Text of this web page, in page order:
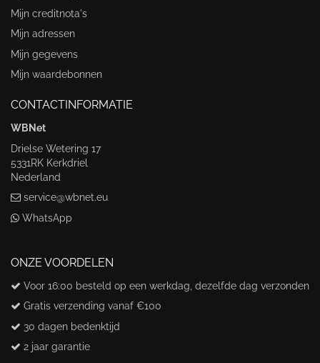
Mijn creditnota's
Mijn adressen
Mijn gegevens
Mijn waardebonnen
CONTACTINFORMATIE
WBNet
Drielse Wetering 17
5331RK Kerkdriel
Nederland
service@wbnet.eu
WhatsApp
ONZE VOORDELEN
Voor 16:00 besteld op een werkdag, dezelfde dag verzonden
Gratis verzending vanaf €100
30 dagen bedenktijd
2 jaar garantie